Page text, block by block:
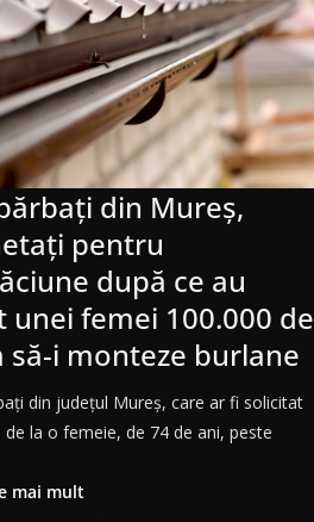
din Mureş,
pentru
după ce au
unei femei 100.000 de
să-i monteze burlane
din județul Mureș, care ar fi solicitat
de la o femeie, de 74 de ani, peste
mai mult